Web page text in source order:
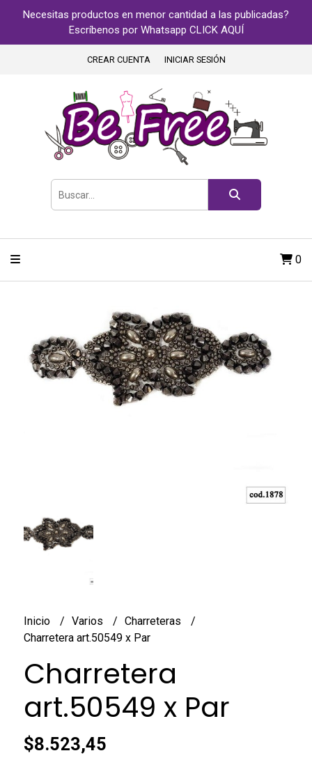
Necesitas productos en menor cantidad a las publicadas?
Escríbenos por Whatsapp CLICK AQUÍ
CREAR CUENTA INICIAR SESIÓN
0
Inicio Varios
Charreteras
Charretera art.50549 x Par
Charretera
art.50549 x Par
$8.523,45